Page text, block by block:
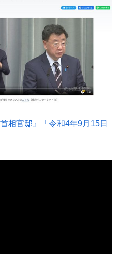
金公団』株価暴落で200兆蒸
セＫ-ブランドを通報しようキ
も登場！
ました」⇒ 耐久性「なさす
『POSCO』ズブズブ沈む。
首相官邸』「令和4年9月15日